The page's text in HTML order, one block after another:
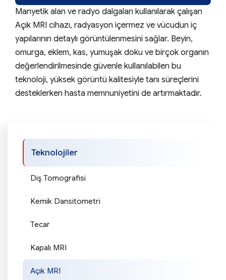
Manyetik alan ve radyo dalgaları kullanılarak çalışan
Açık MRI cihazı, radyasyon içermez ve vücudun iç
yapılarının detaylı görüntülenmesini sağlar. Beyin,
omurga, eklem, kas, yumuşak doku ve birçok organın
değerlendirilmesinde güvenle kullanılabilen bu
teknoloji, yüksek görüntü kalitesiyle tanı süreçlerini
desteklerken hasta memnuniyetini de artırmaktadır.
Teknolojiler
Diş Tomografisi
Kemik Dansitometri
Tecar
Kapalı MRI
Açık MRI